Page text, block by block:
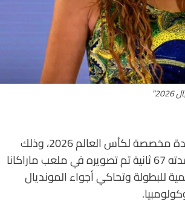
أعلنت نجمة البوب الكولومبية، شاكيرا، عن استعدادها لإصدار أغنية جديدة مخصصة لكأس العالم 2026، وذلك
من خلال نشر فيديو تشويقي على منصة إنستاغرام. الفيديو الذي تبلغ مدته 67 ثانية تم تصويره في ملعب ماراكانا
للبطولة وتحاكي أجواء المونديال